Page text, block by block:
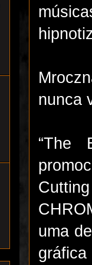
nunca
“The
uma
gráfica